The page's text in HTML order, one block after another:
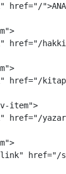
href="/">
>
href="/
>
href="/
item">
href="/
>
link" href="/